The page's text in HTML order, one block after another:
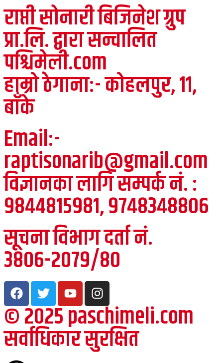
राप्ती सोनारी बिजिनेश ग्रुप
प्रा.लि. द्वारा सन्चालित
पश्चिमेली.com
हाम्रो ठेगाना:- कोहलपुर, ११,
बाँके
Email:-
raptisonarib@gmail.com
विज्ञानका लागि सम्पर्क नं. :
९८४४८१५९८१, ९७४८३४८८०६
सूचना विभाग दर्ता नं.
३८०६-२०७९/८०
© २०२५ paschimeli.com
सर्वाधिकार सुरक्षित